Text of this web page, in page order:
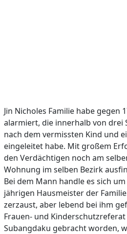
Jin Nicholes Familie habe gegen
alarmiert, die innerhalb von drei
nach dem vermissten Kind und
eingeleitet habe. Mit großem
den Verdächtigen noch am
Wohnung im selben Bezirk
Bei dem Mann handle es sich
jährigen Hausmeister der
zerzaust, aber lebend bei ihm
Frauen- und
Subangdaku gebracht worden,